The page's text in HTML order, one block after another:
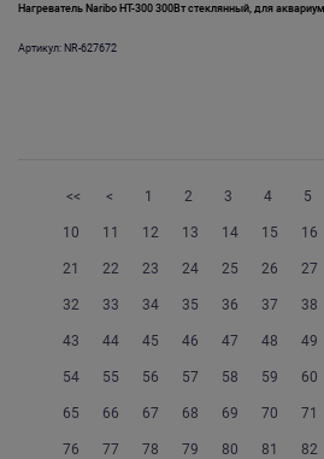
Нагреватель Naribo HT-300 300Вт стеклянный, для
Артикул: NR-627672
<< < 1 2 3 4 5
10 11 12 13 14 15 16
21 22 23 24 25 26 27
32 33 34 35 36 37 38
43 44 45 46 47 48 49
54 55 56 57 58 59 60
65 66 67 68 69 70 71
76 77 78 79 80 81 82